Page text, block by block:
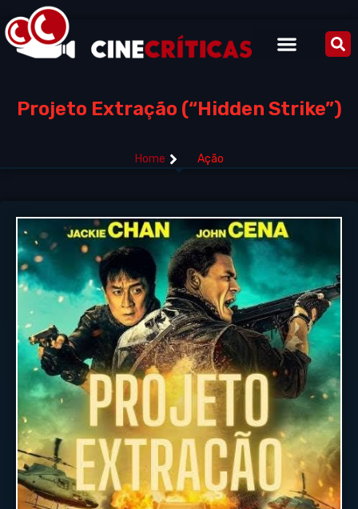
Projeto Extração (“Hidden Strike”)
Home Ação